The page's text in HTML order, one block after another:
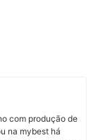
com produção de
na mybest há